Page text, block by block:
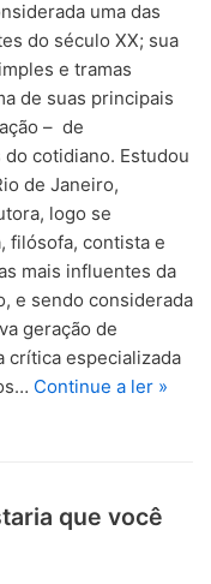
uma das
do século XX; sua
e tramas
de suas principais
– de
cotidiano. Estudou
de Janeiro,
logo se
filósofa, contista e
mais influentes da
e sendo considerada
geração de
crítica especializada
Continue a ler »
que você